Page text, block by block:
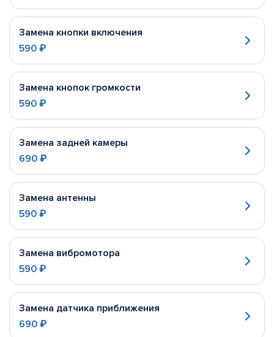
Замена кнопки включения
590 ₽
Замена кнопок громкости
590 ₽
Замена задней камеры
690 ₽
Замена антенны
590 ₽
Замена вибромотора
590 ₽
Замена датчика приближения
690 ₽